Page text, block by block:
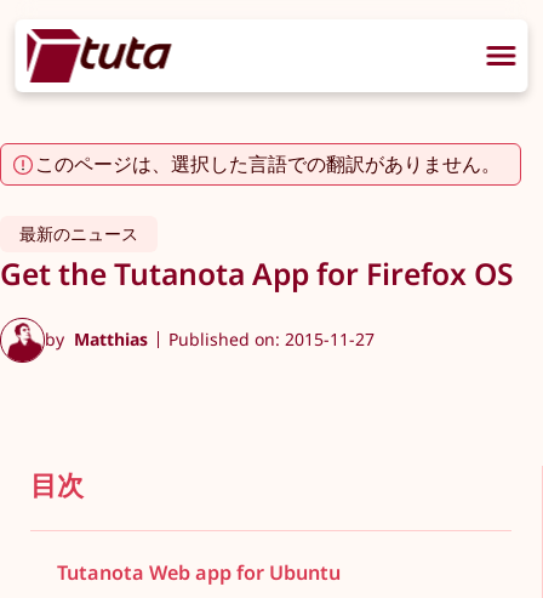
このページは、選択した言語での翻訳がありません。
最新のニュース
Get the Tutanota App for Firefox OS
by Matthias Published on: 2015-11-27
目次
Tutanota Web app for Ubuntu